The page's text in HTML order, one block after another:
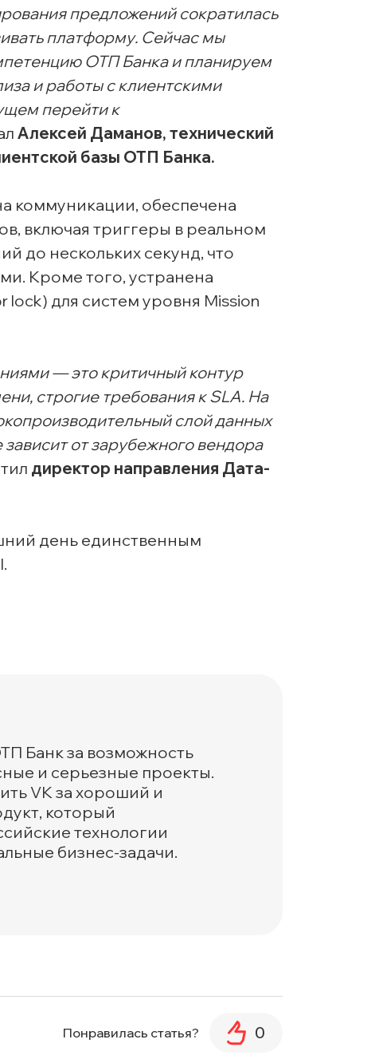
предложений сократилась
платформу. Сейчас мы
ОТП Банка и планируем
и работы с клиентскими
перейти к
Алексей Даманов, технический
базы ОТП Банка.
коммуникации, обеспечена
включая триггеры в реальном
до нескольких секунд, что
Кроме того, устранена
lock) для систем уровня Mission
— это критичный контур
строгие требования к SLA. На
слой данных
от зарубежного вендора
директор направления Дата-
день единственным
Банк за возможность
и серьезные проекты.
VK за хороший и
который
технологии
бизнес-задачи.
Понравилась статья? 0